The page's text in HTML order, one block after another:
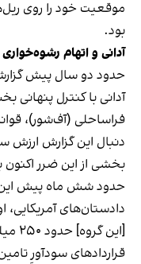
موقعیت خود را روی
بود.
آدانی و اتهام رشوه‌خواری
حدود دو سال پیش
آدانی با کنترل
فراساحلی (آف‌شور)،
دنبال این گزارش ارزش
بخشی از این ضرر اکنون
حدود شش ماه پیش
دادستان‌های آمریکایی،
قراردادهای سودآورِ